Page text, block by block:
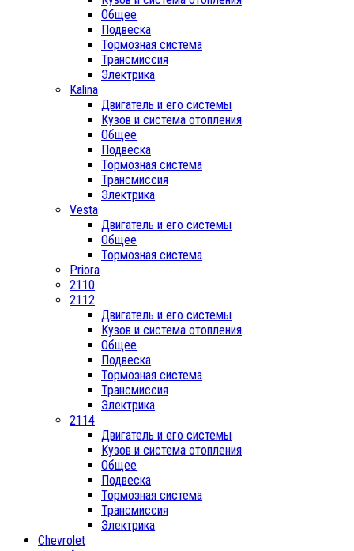
Общее
Подвеска
Тормозная система
Трансмиссия
Электрика
Kalina
Двигатель и его системы
Кузов и система отопления
Общее
Подвеска
Тормозная система
Трансмиссия
Электрика
Vesta
Двигатель и его системы
Общее
Тормозная система
Priora
2110
2112
Двигатель и его системы
Кузов и система отопления
Общее
Подвеска
Тормозная система
Трансмиссия
Электрика
2114
Двигатель и его системы
Кузов и система отопления
Общее
Подвеска
Тормозная система
Трансмиссия
Электрика
Chevrolet